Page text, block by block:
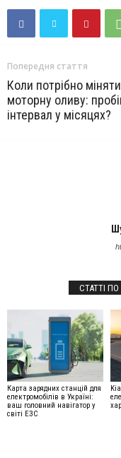
Попередня стаття
Коли потрібно міняти
моторну оливу:
інтервал у місяцях?
СТАТТІ ПО
Карта зарядних станцій для
електромобілів в Україні:
ваш головний навігатор у
світі ЕЗС